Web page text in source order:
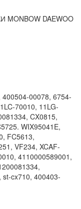
DAEWOO
00078, 6754-
70010, 11LG-
CX0815,
WIX95041E,
FC5613,
VF234, XCAF-
4110000589001,
cx710, 400403-